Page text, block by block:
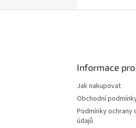
Informace
Jak nakupovat
Obchodní
Podmínky ochrany
údajů